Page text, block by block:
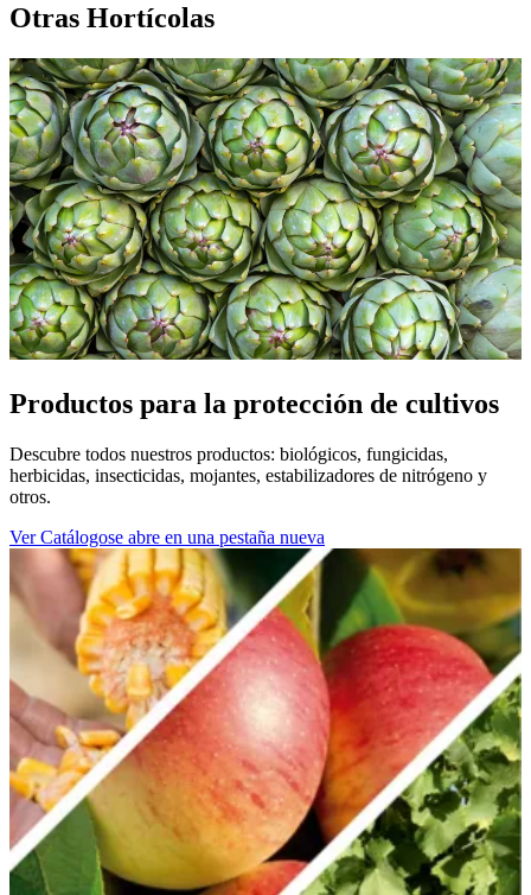
Otras Hortícolas
Productos para la protección de cultivos
Descubre todos nuestros productos: biológicos, fungicidas,
herbicidas, insecticidas, mojantes, estabilizadores de nitrógeno y
otros.
Ver Catálogose abre en una pestaña nueva